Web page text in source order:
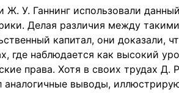
Ж. У. Ганнинг использовали
Делая различия между
капитал, они доказали,
где наблюдается как высокий
права. Хотя в своих трудах
аналогичные выводы,